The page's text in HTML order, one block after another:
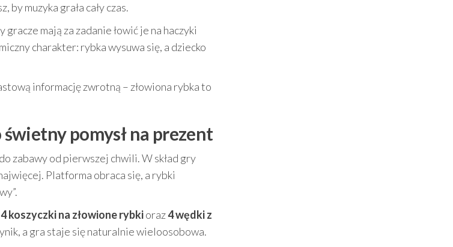
by muzyka grała cały czas.
mają za zadanie łowić je na haczyki
charakter: rybka wysuwa się, a dziecko
informację zwrotną – złowiona rybka to
pomysł na prezent
zabawy od pierwszej chwili. W skład gry
Platforma obraca się, a rybki
4 koszyczki na złowione rybkioraz4 wędki z
a gra staje się naturalnie wieloosobowa.